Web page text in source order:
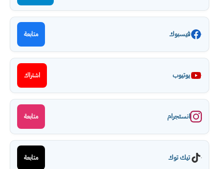
فيسبوك متابعة
يوتيوب اشتراك
انستجرام متابعة
تيك توك متابعة